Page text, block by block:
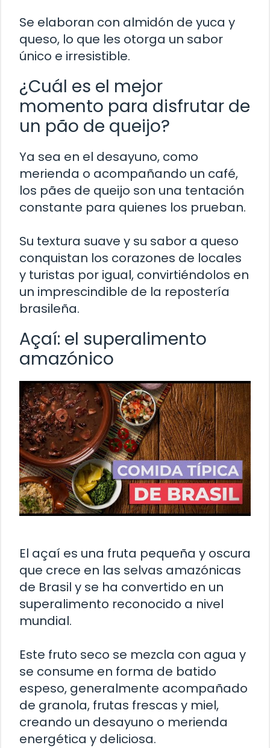
Se elaboran con almidón de yuca y
queso, lo que les otorga un sabor
único e irresistible.
¿Cuál es el mejor
momento para disfrutar de
un pão de queijo?
Ya sea en el desayuno, como
merienda o acompañando un café,
los pães de queijo son una tentación
constante para quienes los prueban.
Su textura suave y su sabor a queso
conquistan los corazones de locales
y turistas por igual, convirtiéndolos en
un imprescindible de la repostería
brasileña.
Açaí: el superalimento
amazónico
El açaí es una fruta pequeña y oscura
que crece en las selvas amazónicas
de Brasil y se ha convertido en un
superalimento reconocido a nivel
mundial.
Este fruto seco se mezcla con agua y
se consume en forma de batido
espeso, generalmente acompañado
de granola, frutas frescas y miel,
creando un desayuno o merienda
energética y deliciosa.